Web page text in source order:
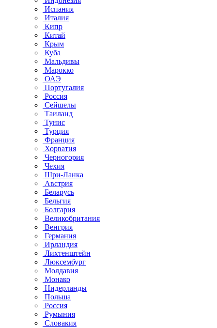
Испания
Италия
Кипр
Китай
Крым
Куба
Мальдивы
Марокко
ОАЭ
Португалия
Россия
Сейшелы
Таиланд
Тунис
Турция
Франция
Хорватия
Черногория
Чехия
Шри-Ланка
Австрия
Беларусь
Бельгия
Болгария
Великобритания
Венгрия
Германия
Ирландия
Лихтенштейн
Люксембург
Молдавия
Монако
Нидерланды
Польша
Россия
Румыния
Словакия